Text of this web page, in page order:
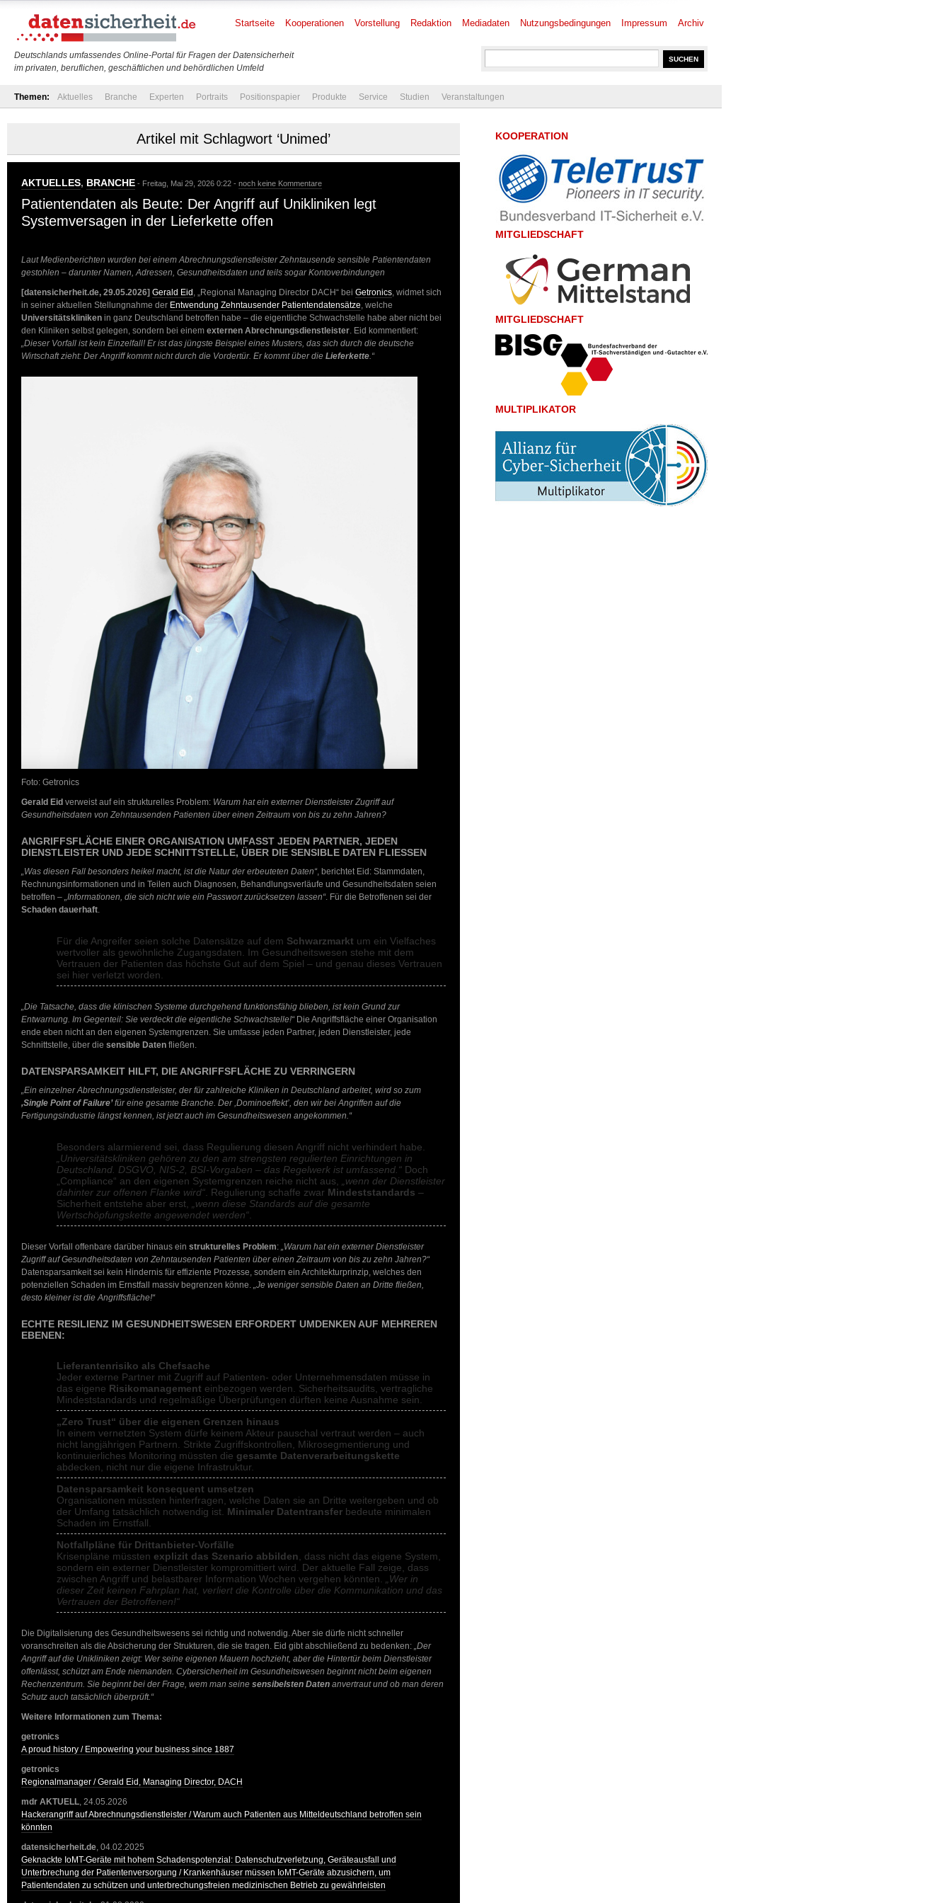
Deutschlands umfassendes Online-Portal für Fragen der Datensicherheit
im privaten, beruflichen, geschäftlichen und behördlichen Umfeld
Startseite Kooperationen Vorstellung Redaktion Mediadaten Nutzungsbedingungen Impressum Archiv
Themen: Aktuelles Branche Experten Portraits Positionspapier Produkte Service Studien Veranstaltungen
Artikel mit Schlagwort ‘Unimed’
AKTUELLES, BRANCHE - Freitag, Mai 29, 2026 0:22 - noch keine Kommentare
Patientendaten als Beute: Der Angriff auf Unikliniken legt
Systemversagen in der Lieferkette offen
Laut Medienberichten wurden bei einem Abrechnungsdienstleister Zehntausende sensible Patientendaten
gestohlen – darunter Namen, Adressen, Gesundheitsdaten und teils sogar Kontoverbindungen
[datensicherheit.de, 29.05.2026] Gerald Eid , „Regional Managing Director DACH“ bei Getronics, widmet sich
in seiner aktuellen Stellungnahme der Entwendung Zehntausender Patientendatensätze, welche
Universitätskliniken in ganz Deutschland betroffen habe – die eigentliche Schwachstelle habe aber nicht bei
den Kliniken selbst gelegen, sondern bei einem externen Abrechnungsdienstleister. Eid kommentiert:
„Dieser Vorfall ist kein Einzelfall! Er ist das jüngste Beispiel eines Musters, das sich durch die deutsche
Wirtschaft zieht: Der Angriff kommt nicht durch die Vordertür. Er kommt über die Lieferkette.“
Foto: Getronics
Gerald Eid verweist auf ein strukturelles Problem: Warum hat ein externer Dienstleister Zugriff auf
Gesundheitsdaten von Zehntausenden Patienten über einen Zeitraum von bis zu zehn Jahren?
ANGRIFFSFLÄCHE EINER ORGANISATION UMFASST JEDEN PARTNER, JEDEN
DIENSTLEISTER UND JEDE SCHNITTSTELLE, ÜBER DIE SENSIBLE DATEN FLIESSEN
„Was diesen Fall besonders heikel macht, ist die Natur der erbeuteten Daten“, berichtet Eid: Stammdaten,
Rechnungsinformationen und in Teilen auch Diagnosen, Behandlungsverläufe und Gesundheitsdaten seien
betroffen – „Informationen, die sich nicht wie ein Passwort zurücksetzen lassen“. Für die Betroffenen sei der
Schaden dauerhaft.
Für die Angreifer seien solche Datensätze auf dem Schwarzmarkt um ein Vielfaches
wertvoller als gewöhnliche Zugangsdaten. Im Gesundheitswesen stehe mit dem
Vertrauen der Patienten das höchste Gut auf dem Spiel – und genau dieses Vertrauen
sei hier verletzt worden.
„Die Tatsache, dass die klinischen Systeme durchgehend funktionsfähig blieben, ist kein Grund zur
Entwarnung. Im Gegenteil: Sie verdeckt die eigentliche Schwachstelle!“Die Angriffsfläche einer Organisation
ende eben nicht an den eigenen Systemgrenzen. Sie umfasse jeden Partner, jeden Dienstleister, jede
Schnittstelle, über die sensible Daten fließen.
DATENSPARSAMKEIT HILFT, DIE ANGRIFFSFLÄCHE ZU VERRINGERN
„Ein einzelner Abrechnungsdienstleister, der für zahlreiche Kliniken in Deutschland arbeitet, wird so zum
,Single Point of Failure’für eine gesamte Branche. Der ,Dominoeffekt’, den wir bei Angriffen auf die
Fertigungsindustrie längst kennen, ist jetzt auch im Gesundheitswesen angekommen.“
Besonders alarmierend sei, dass Regulierung diesen Angriff nicht verhindert habe.
„Universitätskliniken gehören zu den am strengsten regulierten Einrichtungen in
Deutschland. DSGVO, NIS-2, BSI-Vorgaben – das Regelwerk ist umfassend.“ Doch
„Compliance“ an den eigenen Systemgrenzen reiche nicht aus,
„wenn der Dienstleister
dahinter zur offenen Flanke wird“ . Regulierung schaffe zwar Mindeststandards –
Sicherheit entstehe aber erst,
„wenn diese Standards auf die gesamte
Wertschöpfungskette angewendet werden“
Dieser Vorfall offenbare darüber hinaus ein strukturelles Problem: „Warum hat ein externer Dienstleister
Zugriff auf Gesundheitsdaten von Zehntausenden Patienten über einen Zeitraum von bis zu zehn Jahren?“
Datensparsamkeit sei kein Hindernis für effiziente Prozesse, sondern ein Architekturprinzip, welches den
potenziellen Schaden im Ernstfall massiv begrenzen könne. „Je weniger sensible Daten an Dritte fließen,
desto kleiner ist die Angriffsfläche!“
ECHTE RESILIENZ IM GESUNDHEITSWESEN ERFORDERT UMDENKEN AUF MEHREREN
EBENEN:
Lieferantenrisiko als Chefsache
Jeder externe Partner mit Zugriff auf Patienten- oder Unternehmensdaten müsse in
das eigene Risikomanagement einbezogen werden. Sicherheitsaudits, vertragliche
Mindeststandards und regelmäßige Überprüfungen dürften keine Ausnahme sein.
„Zero Trust“ über die eigenen Grenzen hinaus
In einem vernetzten System dürfe keinem Akteur pauschal vertraut werden – auch
nicht langjährigen Partnern. Strikte Zugriffskontrollen, Mikrosegmentierung und
kontinuierliches Monitoring müssten die gesamte Datenverarbeitungskette
abdecken, nicht nur die eigene Infrastruktur.
Datensparsamkeit konsequent umsetzen
Organisationen müssten hinterfragen, welche Daten sie an Dritte weitergeben und ob
der Umfang tatsächlich notwendig ist. Minimaler Datentransfer bedeute minimalen
Schaden im Ernstfall.
Notfallpläne für Drittanbieter-Vorfälle
Krisenpläne müssten explizit das Szenario abbilden , dass nicht das eigene System,
sondern ein externer Dienstleister kompromittiert wird. Der aktuelle Fall zeige, dass
zwischen Angriff und belastbarer Information Wochen vergehen könnten.
„Wer in
dieser Zeit keinen Fahrplan hat, verliert die Kontrolle über die Kommunikation und das
Vertrauen der Betroffenen!“
Die Digitalisierung des Gesundheitswesens sei richtig und notwendig. Aber sie dürfe nicht schneller
voranschreiten als die Absicherung der Strukturen, die sie tragen. Eid gibt abschließend zu bedenken: „Der
Angriff auf die Unikliniken zeigt: Wer seine eigenen Mauern hochzieht, aber die Hintertür beim Dienstleister
offenlässt, schützt am Ende niemanden. Cybersicherheit im Gesundheitswesen beginnt nicht beim eigenen
Rechenzentrum. Sie beginnt bei der Frage, wem man seine sensibelsten Daten anvertraut und ob man deren
Schutz auch tatsächlich überprüft.“
Weitere Informationen zum Thema:
getronics
A proud history / Empowering your business since 1887
getronics
Regionalmanager / Gerald Eid, Managing Director, DACH
mdr AKTUELL, 24.05.2026
Hackerangriff auf Abrechnungsdienstleister / Warum auch Patienten aus Mitteldeutschland betroffen sein
könnten
datensicherheit.de, 04.02.2025
Geknackte IoMT-Geräte mit hohem Schadenspotenzial: Datenschutzverletzung, Geräteausfall und
Unterbrechung der Patientenversorgung / Krankenhäuser müssen IoMT-Geräte abzusichern, um
Patientendaten zu schützen und unterbrechungsfreien medizinischen Betrieb zu gewährleisten
KOOPERATION
MITGLIEDSCHAFT
MITGLIEDSCHAFT
MULTIPLIKATOR